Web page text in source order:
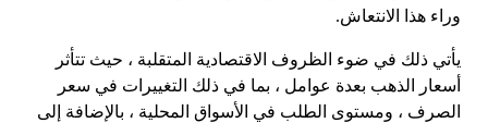
وراء هذا الانتعاش.
يأتي ذلك في ضوء الظروف الاقتصادية المتقلبة ، حيث تتأثر
أسعار الذهب بعدة عوامل ، بما في ذلك التغييرات في سعر
الصرف ، ومستوى الطلب في الأسواق المحلية ، بالإضافة إلى